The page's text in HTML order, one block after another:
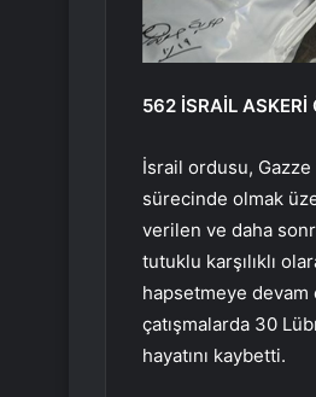
562 İSRAİL ASKERİ
İsrail ordusu, Gazze
sürecinde olmak
verilen ve daha
tutuklu karşılıklı
hapsetmeye devam
çatışmalarda 30
hayatını kaybetti.